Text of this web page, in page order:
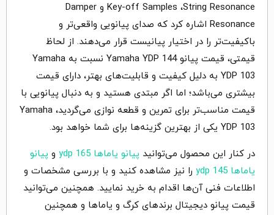
Key-off Samples ،String Resonance و Damper
Resonance اشاره کرد که صدای پیانویی واقعی‌تر و
باکیفیت‌تر را در اختیار پیانیست قرار می‌دهند. از لحاظ
قیمتی، قیمت پیانو Yamaha YDP 144 نسبت به Yamaha
YDP 103 به دلیل کیفیت و قابلیت‌های بهتر، دارای قیمت
بیشتری می‌باشد؛ اما اگر مبتدی هستید و به دنبال پیانویی با
قیمت مناسب‌تر برای تمرین و قطعه نوازی می‌گردید، Yamaha
YDP 103 یکی از بهترین گزینه‌ها برای شما خواهد بود.
در کنار این محصول می‌توانید پیانو یاماها ydp 165 و پیانو
یاماها ydp 145
را نیز مشاهده کنید و با بررسی مشخصات و
اطلاعات فنی آن‌ها اقدام به خرید نمایید. همچنین می‌توانید
قیمت پیانو دیجیتال برندهای کرگ و یاماها و همچنین